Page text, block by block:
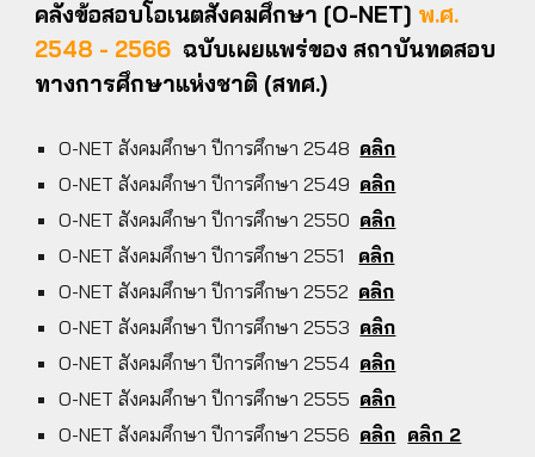
คลังข้อสอบโอเนตสังคมศึกษา [O-NET] พ.ศ.
2548 - 2566 ฉบับเผยแพร่ของ สถาบันทดสอบ
ทางการศึกษาแห่งชาติ (สทศ.)
O-NET สังคมศึกษา ปีการศึกษา 2548 คลิก
O-NET สังคมศึกษา ปีการศึกษา 2549 คลิก
O-NET สังคมศึกษา ปีการศึกษา 2550 คลิก
O-NET สังคมศึกษา ปีการศึกษา 2551 คลิก
O-NET สังคมศึกษา ปีการศึกษา 2552 คลิก
O-NET สังคมศึกษา ปีการศึกษา 2553 คลิก
O-NET สังคมศึกษา ปีการศึกษา 2554 คลิก
O-NET สังคมศึกษา ปีการศึกษา 2555 คลิก
O-NET สังคมศึกษา ปีการศึกษา 2556 คลิก คลิก 2